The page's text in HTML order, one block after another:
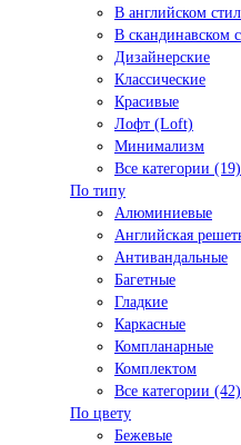
В английском
В скандинавском
Дизайнерские
Классические
Красивые
Лофт (Loft)
Минимализм
Все категории (19)
По типу
Алюминиевые
Английская
Антивандальные
Багетные
Гладкие
Каркасные
Компланарные
Комплектом
Все категории (42)
По цвету
Бежевые